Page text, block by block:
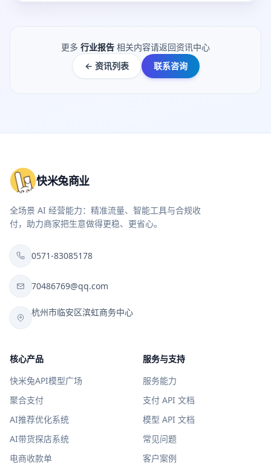
更多 行业报告 相关内容请返回资讯中心
← 资讯列表
联系咨询
快米兔商业
全场景 AI 经营能力：精准流量、智能工具与合规收
付，助力商家把生意做得更稳、更省心。
0571-83085178
70486769@qq.com
杭州市临安区滨虹商务中心
核心产品
快米兔API模型广场
聚合支付
AI推荐优化系统
AI带货探店系统
电商收款单
服务与支持
服务能力
支付 API 文档
模型 API 文档
常见问题
客户案例